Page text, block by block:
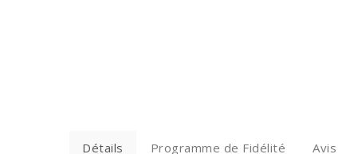
Détails Programme de Fidélité Avis